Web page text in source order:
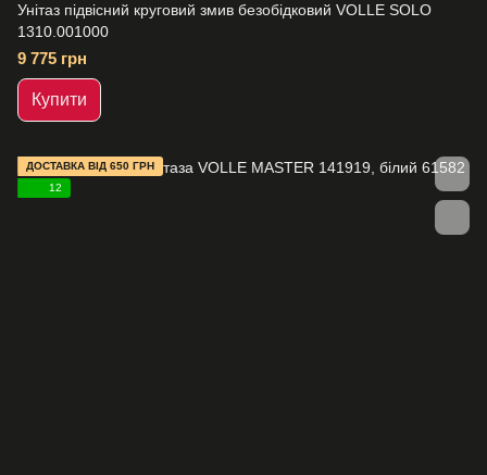
Унітаз підвісний круговий змив безобідковий VOLLE SOLO
1310.001000
9 775 грн
Купити
ДОСТАВКА ВІД 650 ГРН
12